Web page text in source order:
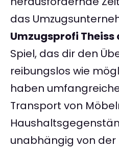
das
Umzugsprofi Theiss
Spiel, das dir den
reibungslos wie
haben
Transport von
unabhängig von der